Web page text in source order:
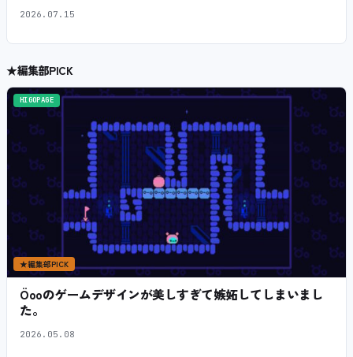
2026.07.15
★編集部PICK
HIGOPAGE
★編集部PICK
Öooのゲームデザインが美しすぎて嫉妬してしまいまし
た。
2026.05.08